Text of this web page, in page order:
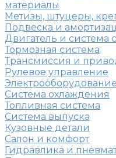
материалы
Метизы, штуцеры,
Подвеска и
Двигатель и система
Тормозная система
Трансмиссия и
Рулевое управление
Электрооборудование
Система охлаждения
Топливная система
Система выпуска
Кузовные детали
Салон и комфорт
Гидравлика и